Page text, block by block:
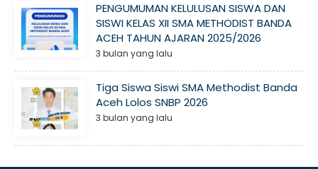
PENGUMUMAN KELULUSAN SISWA DAN
SISWI KELAS XII SMA METHODIST BANDA
ACEH TAHUN AJARAN 2025/2026
3 bulan yang lalu
Tiga Siswa Siswi SMA Methodist Banda
Aceh Lolos SNBP 2026
3 bulan yang lalu